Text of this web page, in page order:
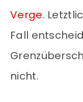
Verge.
Fall
nicht.